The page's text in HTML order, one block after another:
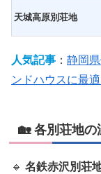
天城高原別荘地
人気記事 ： 静岡
ンドハウスに最
🏡 各別荘地の
🔹 名鉄赤沢別荘